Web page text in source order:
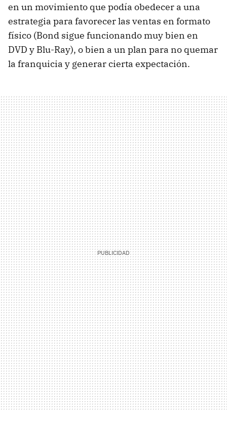
en un movimiento que podía obedecer a una
estrategia para favorecer las ventas en formato
físico (Bond sigue funcionando muy bien en
DVD y Blu-Ray), o bien a un plan para no quemar
la franquicia y generar cierta expectación.